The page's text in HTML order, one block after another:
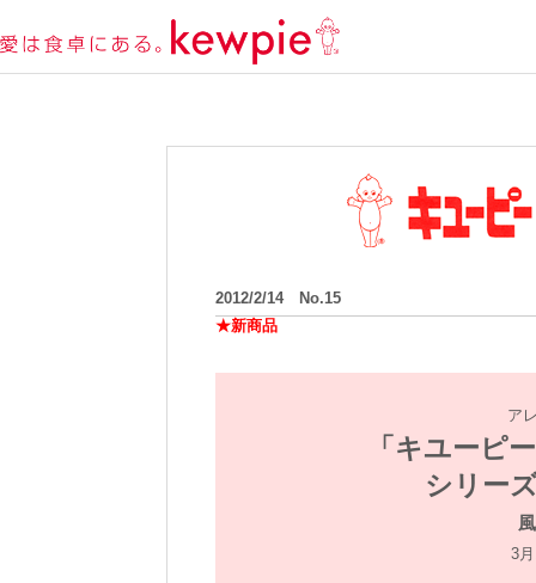
2012/2/14 No.15
★新商品
ア
「キユーピ
シリー
3